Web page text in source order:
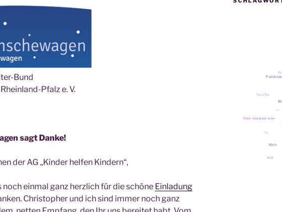
Bund
Pfalz e. V.
sagt Danke!
der AG „Kin­der hel­fen Kindern“,
ein­mal ganz herz­lich für die schö­ne Ein­la­dung
Chris­to­pher und ich sind immer noch ganz